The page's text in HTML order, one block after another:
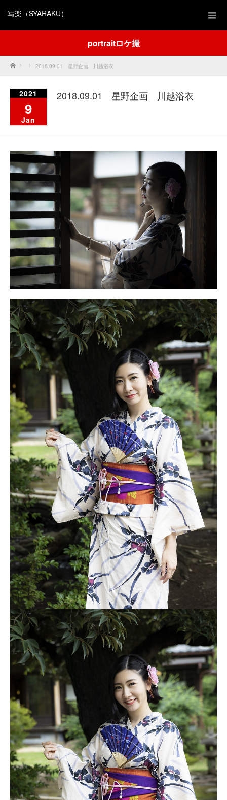
写楽（SYARAKU）
portraitロケ撮
Home 2018.09.01 星野企画 川越浴衣
2021
9
Jan
2018.09.01 星野企画 川越浴衣